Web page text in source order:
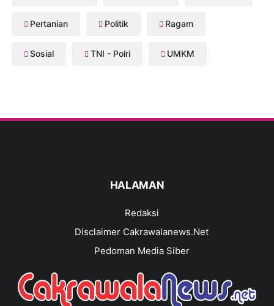
Pertanian Politik Ragam
Sosial TNI - Polri UMKM
HALAMAN
Redaksi
Disclaimer Cakrawalanews.Net
Pedoman Media Siber